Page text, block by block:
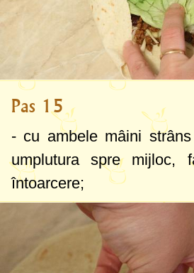
Pas 15
- cu ambele mâini
umplutura spre mijloc,
întoarcere;